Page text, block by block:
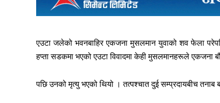
एउटा जलेको भवनबाहिर एकजना मुसलमान युवाको शव फेला
हप्ता सडकमा भएको एउटा विवादमा केही मुसलमानहरूले एकजना
पछि उनको मृत्यु भएको थियो । तत्पश्चात दुई सम्प्रदायबीच तनाब